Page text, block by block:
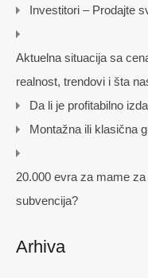
Investitori – Prodajte
Aktuelna situacija sa
realnost, trendovi i šta
Da li je profitabilno
Montažna ili klasična
20.000 evra za mame
subvencija?
Arhiva